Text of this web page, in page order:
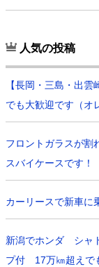
人気の投稿
【長岡・三島・出
でも大歓迎です（オ
フロントガラスが割
スバイケースです！
カーリースで新車に
新潟でホンダ シャ
プ付 17万㎞超えで